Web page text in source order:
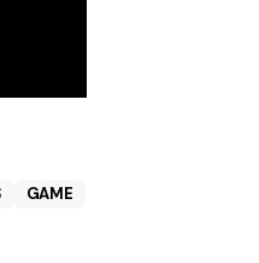
GAME